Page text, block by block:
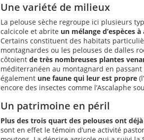
Une variété de milieux
La pelouse sèche regroupe ici plusieurs
calcicole et abrite un mélange d’espèces
Certains constituent des habitats
montagnardes ou les pelouses de dalles
côtoient de très nombreuses plantes
méditerranéen au montagnard en passant
également une faune qui leur est propre
encore des insectes comme l’Ascalaphe
Un patrimoine en péril
Plus des trois quart des pelouses ont
sont en effet le témoin d’une activité